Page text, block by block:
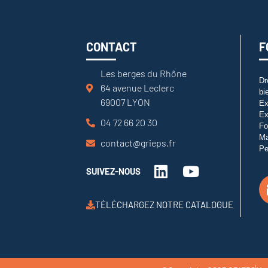
CONTACT
Les berges du Rhône
64 avenue Leclerc
69007 LYON
04 72 66 20 30
contact@grieps.fr
SUIVEZ-NOUS
TÉLÉCHARGEZ NOTRE CATALOGUE